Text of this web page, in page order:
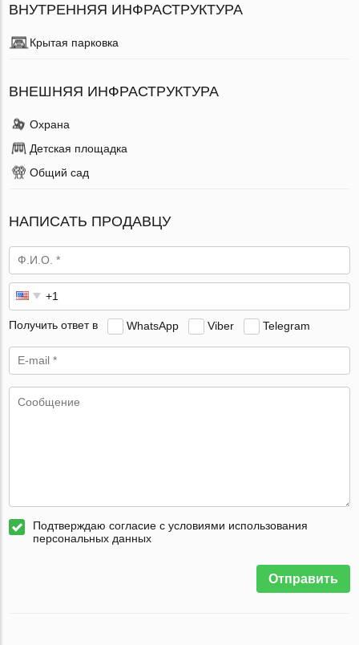
ВНУТРЕННЯЯ ИНФРАСТРУКТУРА
Крытая парковка
ВНЕШНЯЯ ИНФРАСТРУКТУРА
Охрана
Детская площадка
Общий сад
НАПИСАТЬ ПРОДАВЦУ
Получить ответ в WhatsApp Viber Telegram
Подтверждаю согласие с условиями использования
персональных данных
Отправить